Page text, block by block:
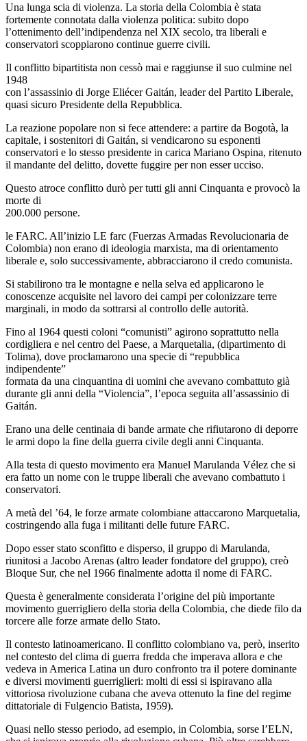
Una lunga scia di violenza. La storia della Colombia è stata
fortemente connotata dalla violenza politica: subito dopo
l’ottenimento dell’indipendenza nel XIX secolo, tra liberali e
conservatori scoppiarono continue guerre civili.
Il conflitto bipartitista non cessò mai e raggiunse il suo culmine nel
1948
con l’assassinio di Jorge Eliécer Gaitán, leader del Partito Liberale,
quasi sicuro Presidente della Repubblica.
La reazione popolare non si fece attendere: a partire da Bogotà, la
capitale, i sostenitori di Gaitán, si vendicarono su esponenti
conservatori e lo stesso presidente in carica Mariano Ospina, ritenuto
il mandante del delitto, dovette fuggire per non esser ucciso.
Questo atroce conflitto durò per tutti gli anni Cinquanta e provocò la
morte di
200.000 persone.
le FARC. All’inizio LE farc (Fuerzas Armadas Revolucionaria de
Colombia) non erano di ideologia marxista, ma di orientamento
liberale e, solo successivamente, abbracciarono il credo comunista.
Si stabilirono tra le montagne e nella selva ed applicarono le
conoscenze acquisite nel lavoro dei campi per colonizzare terre
marginali, in modo da sottrarsi al controllo delle autorità.
Fino al 1964 questi coloni “comunisti” agirono soprattutto nella
cordigliera e nel centro del Paese, a Marquetalia, (dipartimento di
Tolima), dove proclamarono una specie di “repubblica
indipendente”
formata da una cinquantina di uomini che avevano combattuto già
durante gli anni della “Violencia”, l’epoca seguita all’assassinio di
Gaitán.
Erano una delle centinaia di bande armate che rifiutarono di deporre
le armi dopo la fine della guerra civile degli anni Cinquanta.
Alla testa di questo movimento era Manuel Marulanda Vélez che si
era fatto un nome con le truppe liberali che avevano combattuto i
conservatori.
A metà del ’64, le forze armate colombiane attaccarono Marquetalia,
costringendo alla fuga i militanti delle future FARC.
Dopo esser stato sconfitto e disperso, il gruppo di Marulanda,
riunitosi a Jacobo Arenas (altro leader fondatore del gruppo), creò
Bloque Sur, che nel 1966 finalmente adotta il nome di FARC.
Questa è generalmente considerata l’origine del più importante
movimento guerrigliero della storia della Colombia, che diede filo da
torcere alle forze armate dello Stato.
Il contesto latinoamericano. Il conflitto colombiano va, però, inserito
nel contesto del clima di guerra fredda che imperava allora e che
vedeva in America Latina un duro confronto tra il potere dominante
e diversi movimenti guerriglieri: molti di essi si ispiravano alla
vittoriosa rivoluzione cubana che aveva ottenuto la fine del regime
dittatoriale di Fulgencio Batista, 1959).
Quasi nello stesso periodo, ad esempio, in Colombia, sorse l’ELN,